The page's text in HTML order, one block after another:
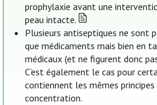
prophylaxie avant une
peau intacte.
Plusieurs antiseptiques ne sont
que médicaments mais bien en
médicaux (et ne figurent donc
C’est également le cas pour
contiennent les mêmes
concentration.